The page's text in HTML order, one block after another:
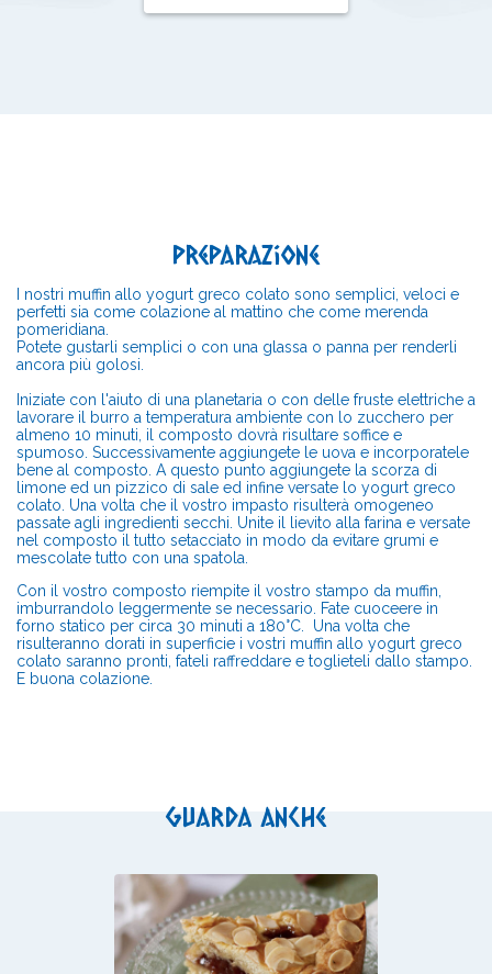
Preparazione
I nostri muffin allo yogurt greco colato sono semplici, veloci e
perfetti sia come colazione al mattino che come merenda
pomeridiana.
Potete gustarli semplici o con una glassa o panna per renderli
ancora più golosi.
Iniziate con l'aiuto di una planetaria o con delle fruste elettriche a
lavorare il burro a temperatura ambiente con lo zucchero per
almeno 10 minuti, il composto dovrà risultare soffice e
spumoso. Successivamente aggiungete le uova e incorporatele
bene al composto. A questo punto aggiungete la scorza di
limone ed un pizzico di sale ed infine versate lo yogurt greco
colato. Una volta che il vostro impasto risulterà omogeneo
passate agli ingredienti secchi. Unite il lievito alla farina e versate
nel composto il tutto setacciato in modo da evitare grumi e
mescolate tutto con una spatola.
Con il vostro composto riempite il vostro stampo da muffin,
imburrandolo leggermente se necessario. Fate cuoceere in
forno statico per circa 30 minuti a 180°C. Una volta che
risulteranno dorati in superficie i vostri muffin allo yogurt greco
colato saranno pronti, fateli raffreddare e toglieteli dallo stampo.
E buona colazione.
Guarda anche